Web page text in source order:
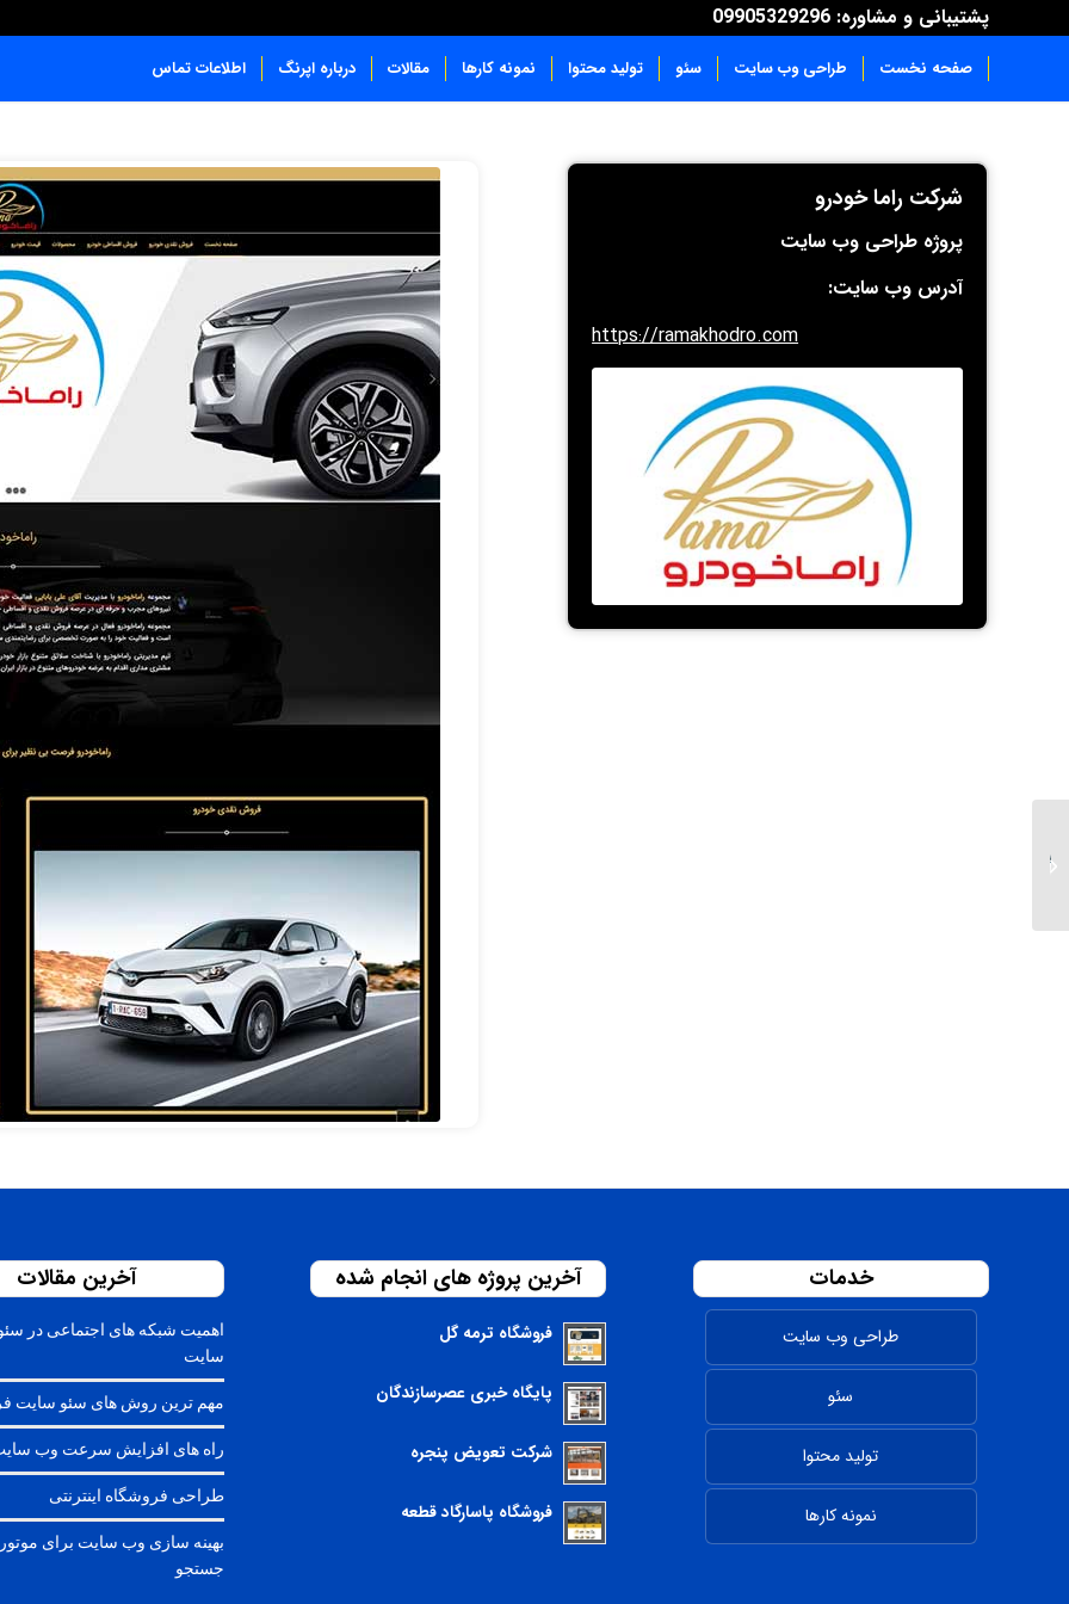
پشتیبانی و مشاوره: 09905329296
صفحه نخست طراحی وب سایت سئو تولید محتوا نمونه کارها مقالات درباره اپرنگ اطلاعات تماس
شرکت راما خودرو
پروژه طراحی وب سایت
آدرس وب سایت:
https://ramakhodro.com
خدمات
طراحی وب سایت
سئو
تولید محتوا
نمونه کارها
آخرین پروژه های انجام شده
فروشگاه ترمه گل
پایگاه خبری عصرسازندگان
شرکت تعویض پنجره
فروشگاه پاسارگاد قطعه
آخرین مقالات
اهمیت شبکه های اجتماعی در
سایت
مهم ترین روش های سئو سایت
راه های افزایش سرعت وب
طراحی فروشگاه اینترنتی
بهینه سازی وب سایت برای
جستجو